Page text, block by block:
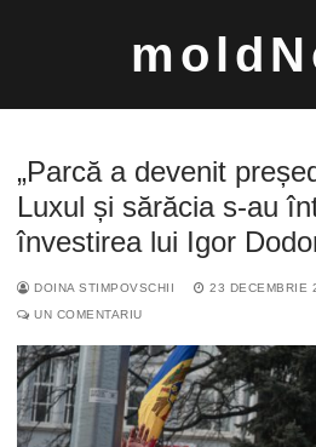
după:
„Parcă a devenit
Luxul și sărăcia s-au
învestirea lui Igor
DOINA STIMPOVSCHII 23 DECEMBRIE
UN COMENTARIU